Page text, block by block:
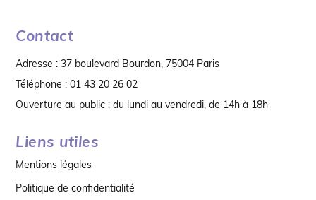
Contact
Adresse : 37 boulevard Bourdon, 75004 Paris
Téléphone : 01 43 20 26 02
Ouverture au public : du lundi au vendredi, de 14h à 18h
Liens utiles
Mentions légales
Politique de confidentialité